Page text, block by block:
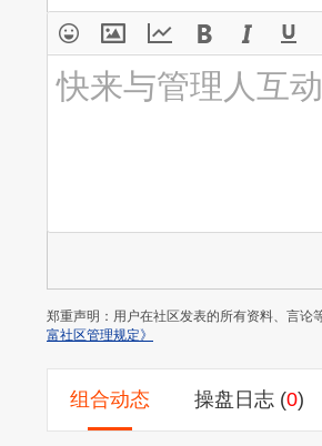
快来与管理人互
郑重声明：用户在社区发表的所有资料、言论
富社区管理规定》
组合动态 操盘日志 (0)